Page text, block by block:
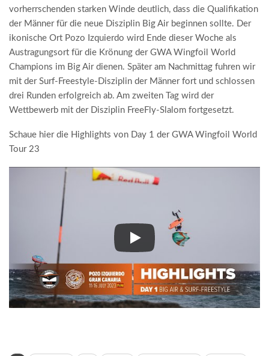
vorherrschenden starken Winde deutlich, dass die Qualifikation
der Männer für die neue Disziplin Big Air beginnen sollte. Der
ikonische Ort Pozo Izquierdo wird Ende dieser Woche als
Austragungsort für die Krönung der GWA Wingfoil World
Champions im Big Air dienen. Später am Nachmittag fuhren wir
mit der Surf-Freestyle-Disziplin der Männer fort und schlossen
drei Runden erfolgreich ab. Am zweiten Tag wird der
Wettbewerb mit der Disziplin FreeFly-Slalom fortgesetzt.
Schaue hier die Highlights von Day 1 der GWA Wingfoil World
Tour23